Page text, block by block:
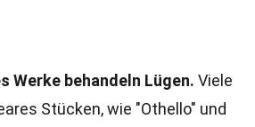
Werke behandeln Lügen. Viele
Stücken, wie "Othello" und